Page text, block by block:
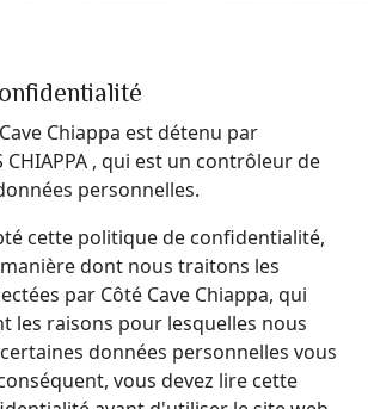
Chiappa est détenu par
CHIAPPA , qui est un contrôleur de
personnelles.
cette politique de confidentialité,
dont nous traitons les
par Côté Cave Chiappa, qui
les raisons pour lesquelles nous
données personnelles vous
vous devez lire cette